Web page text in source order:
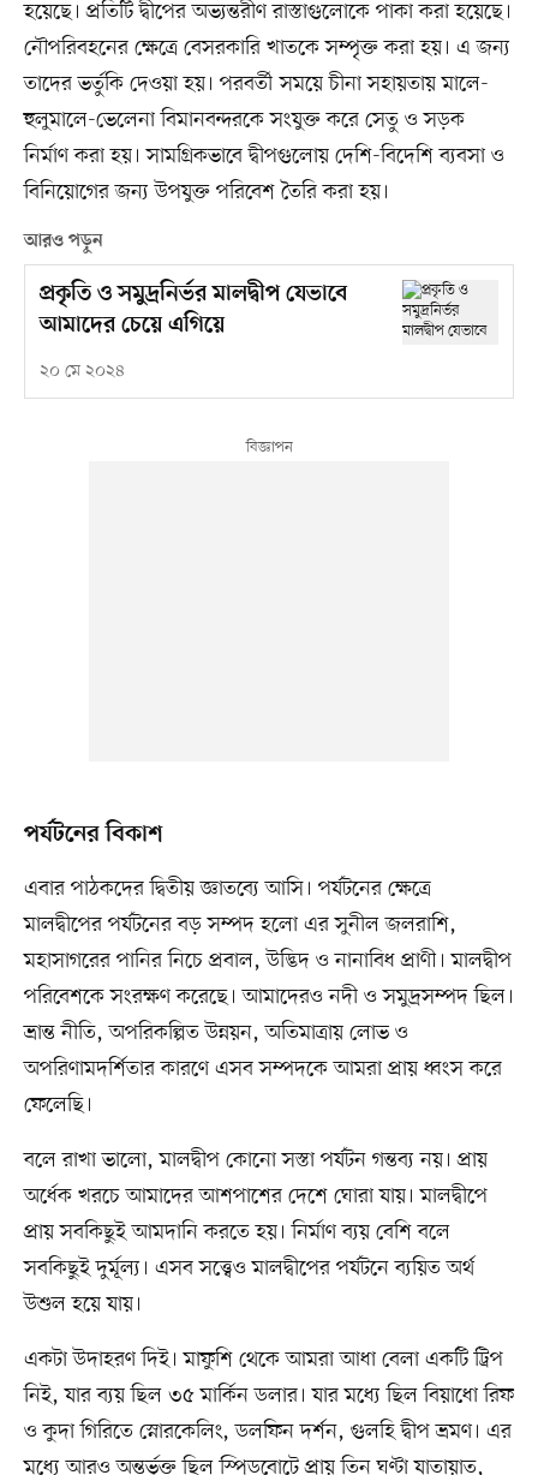
হয়েছে। প্রতিটি দ্বীপের অভ্যন্তরীণ রাস্তাগুলোকে পাকা করা হয়েছে।
নৌপরিবহনের ক্ষেত্রে বেসরকারি খাতকে সম্পৃক্ত করা হয়। এ জন্য
তাদের ভর্তুকি দেওয়া হয়। পরবর্তী সময়ে চীনা সহায়তায় মালে-
হুলুমালে-ভেলেনা বিমানবন্দরকে সংযুক্ত করে সেতু ও সড়ক
নির্মাণ করা হয়। সামগ্রিকভাবে দ্বীপগুলোয় দেশি-বিদেশি ব্যবসা ও
বিনিয়োগের জন্য উপযুক্ত পরিবেশ তৈরি করা হয়।
আরও পড়ুন
প্রকৃতি ও সমুদ্রনির্ভর মালদ্বীপ যেভাবে
আমাদের চেয়ে এগিয়ে
২০ মে ২০২৪
পর্যটনের বিকাশ
এবার পাঠকদের দ্বিতীয় জ্ঞাতব্যে আসি। পর্যটনের ক্ষেত্রে
মালদ্বীপের পর্যটনের বড় সম্পদ হলো এর সুনীল জলরাশি,
মহাসাগরের পানির নিচে প্রবাল, উদ্ভিদ ও নানাবিধ প্রাণী। মালদ্বীপ
পরিবেশকে সংরক্ষণ করেছে। আমাদেরও নদী ও সমুদ্রসম্পদ ছিল।
ভ্রান্ত নীতি, অপরিকল্পিত উন্নয়ন, অতিমাত্রায় লোভ ও
অপরিণামদর্শিতার কারণে এসব সম্পদকে আমরা প্রায় ধ্বংস করে
ফেলেছি।
বলে রাখা ভালো, মালদ্বীপ কোনো সস্তা পর্যটন গন্তব্য নয়। প্রায়
অর্ধেক খরচে আমাদের আশপাশের দেশে ঘোরা যায়। মালদ্বীপে
প্রায় সবকিছুই আমদানি করতে হয়। নির্মাণ ব্যয় বেশি বলে
সবকিছুই দুর্মূল্য। এসব সত্ত্বেও মালদ্বীপের পর্যটনে ব্যয়িত অর্থ
উশুল হয়ে যায়।
একটা উদাহরণ দিই। মাফুশি থেকে আমরা আধা বেলা একটি ট্রিপ
নিই, যার ব্যয় ছিল ৩৫ মার্কিন ডলার। যার মধ্যে ছিল বিয়াধো রিফ
ও কুদা গিরিতে স্নোরকেলিং, ডলফিন দর্শন, গুলহি দ্বীপ ভ্রমণ। এর
মধ্যে আরও অন্তর্ভুক্ত ছিল স্পিডবোটে প্রায় তিন ঘণ্টা যাতায়াত,